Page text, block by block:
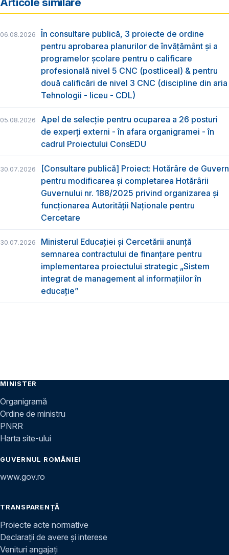
06.08.2026
În consultare publică, 3 proiecte de ordine
pentru aprobarea planurilor de învățământ și a
programelor școlare pentru o calificare
profesională nivel 5 CNC (postliceal) & pentru
două calificări de nivel 3 CNC (discipline din aria
Tehnologii - liceu - CDL)
05.08.2026
Apel de selecție pentru ocuparea a 26 posturi
de experți externi - în afara organigramei - în
cadrul Proiectului ConsEDU
30.07.2026
[Consultare publică] Proiect: Hotărâre de Guvern
pentru modificarea și completarea Hotărârii
Guvernului nr. 188/2025 privind organizarea şi
funcţionarea Autorităţii Naţionale pentru
Cercetare
30.07.2026
Ministerul Educației și Cercetării anunță
semnarea contractului de finanțare pentru
implementarea proiectului strategic „Sistem
integrat de management al informațiilor în
educație”
MINISTER
Organigramă
Ordine de ministru
PNRR
Harta site-ului
GUVERNUL ROMÂNIEI
www.gov.ro
TRANSPARENȚĂ
Proiecte acte normative
Declarații de avere și interese
Venituri angajați